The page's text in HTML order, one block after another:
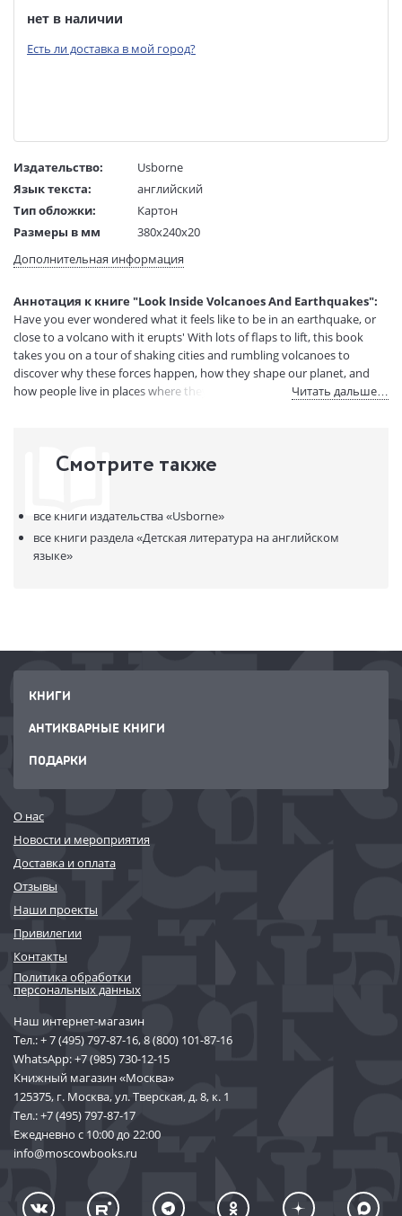
нет в наличии
Есть ли доставка в мой город?
Издательство:
Usborne
Язык текста:
английский
Тип обложки:
Картон
Размеры в мм
380x240x20
Вес:
1 гр.
Код товара:
50073225
Артикул:
15529221
ISBN:
9781474986311
В продаже с:
22.03.2023
Дополнительная информация
Аннотация к книге "Look Inside Volcanoes And Earthquakes":
Have you ever wondered what it feels like to be in an earthquake, or
close to a volcano with it erupts' With lots of flaps to lift, this book
takes you on a tour of shaking cities and rumbling volcanoes to
discover why these forces happen, how they shape our planet, and
how people live in places where they strike.
Читать дальше…
Смотрите также
все книги издательства«Usborne»
все книги раздела«Детская литература на английском
языке»
КНИГИ
АНТИКВАРНЫЕ КНИГИ
ПОДАРКИ
О нас
Новости и мероприятия
Доставка и оплата
Отзывы
Наши проекты
Привилегии
Контакты
Политика обработки
персональных данных
Наш интернет-магазин
Тел.:+ 7 (495) 797-87-16,8 (800) 101-87-16
WhatsApp:+7 (985) 730-12-15
Книжный магазин «Москва»
125375, г. Москва, ул. Тверская, д. 8, к. 1
Тел.:+7 (495) 797-87-17
Ежедневно с 10:00 до 22:00
info@moscowbooks.ru